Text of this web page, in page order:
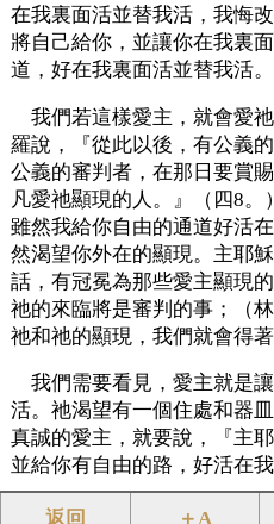
在我裏面活並替我活，我悔
將自己給你，並讓你在我裏
道，好在我裏面活並替我活。
我們若這樣愛主，就會愛
羅說，『從此以後，有公義
公義的審判者，在那日要賞
凡愛祂顯現的人。』（四8。
雖然我給你自由的通道好活
然渴望你外在的顯現。主耶
話，有冠冕為那些愛主顯現
祂的來臨將是審判的事；（
祂和祂的顯現，我們就會得著
我們需要看見，愛主就是
活。祂渴望有一個住處和器
真誠的愛主，就要說，『主
並給你有自由的路，好活在
返回 ＋A